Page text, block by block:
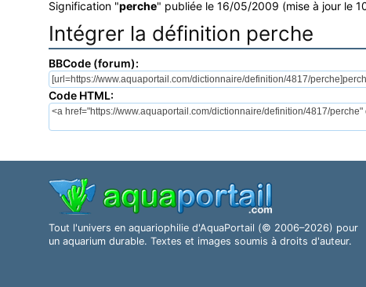
Signification "perche" publiée le 16/05/2009 (mise à jour le
Intégrer la définition perche
BBCode (forum):
Code HTML:
Tout l'univers en aquariophilie d'AquaPortail (© 2006–2026) pour
un aquarium durable. Textes et images soumis à droits d'auteur.